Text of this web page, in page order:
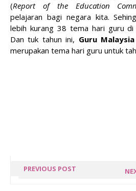
(Report of the Education
pelajaran bagi negara kita.
lebih kurang 38 tema hari guru
Dan tuk tahun ini, Guru
merupakan tema hari guru untuk
PREVIOUS POST